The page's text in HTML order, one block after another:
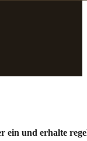
ein und erhalte